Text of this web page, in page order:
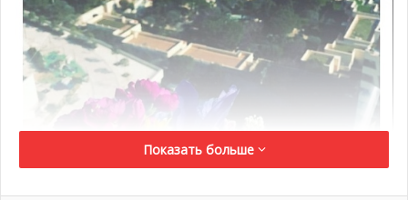
Показать больше